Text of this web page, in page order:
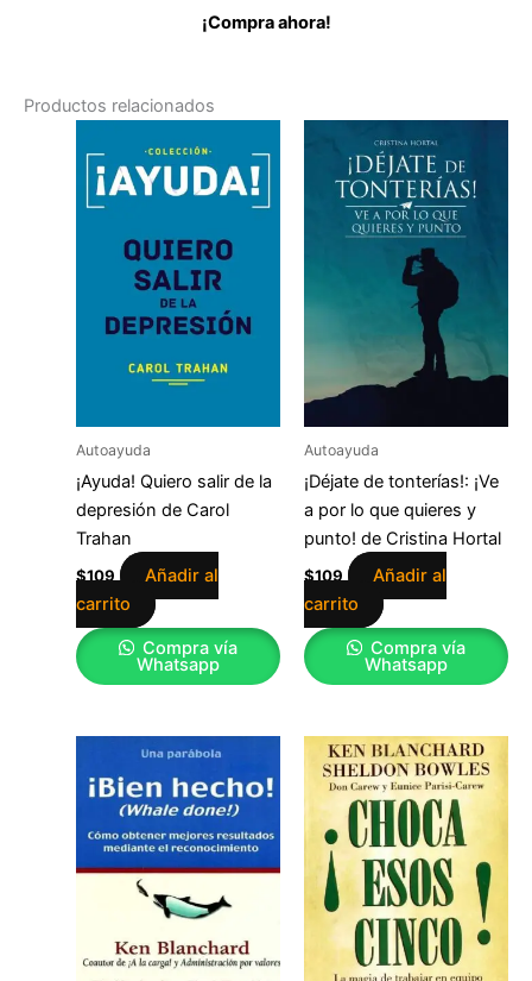
¡Compra ahora!
Productos relacionados
Autoayuda
¡Ayuda! Quiero salir de la
depresión de Carol
Trahan
$109
Añadir al
carrito
Compra vía
Whatsapp
Autoayuda
¡Déjate de tonterías!: ¡Ve
a por lo que quieres y
punto! de Cristina Hortal
$109
Añadir al
carrito
Compra vía
Whatsapp